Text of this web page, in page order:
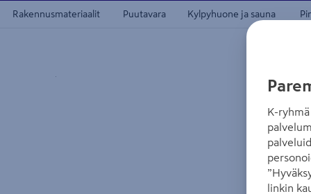
Rakennusmateriaalit Puutavara Kylpyhuone ja sauna
Yksityiskohtainen kuvaus löytyy Tuotteen kuvaus -
K-
linkin